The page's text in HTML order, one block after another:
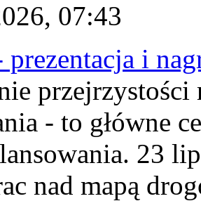
07:43
i
- to główne
23
nad mapą